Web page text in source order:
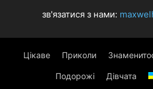
зв'язатися з нами:
Цікаве Приколи
Подорожі Дівчата